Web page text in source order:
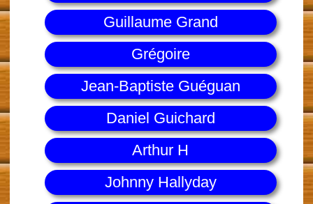
Guillaume Grand
Grégoire
Jean-Baptiste Guéguan
Daniel Guichard
Arthur H
Johnny Hallyday